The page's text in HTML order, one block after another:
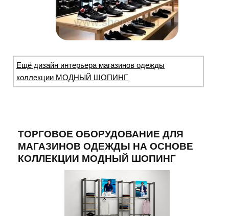
Ещё дизайн интерьера магазинов одежды
коллекции МОДНЫЙ ШОПИНГ
ТОРГОВОЕ ОБОРУДОВАНИЕ ДЛЯ
МАГАЗИНОВ ОДЕЖДЫ НА ОСНОВЕ
КОЛЛЕКЦИИ МОДНЫЙ ШОПИНГ